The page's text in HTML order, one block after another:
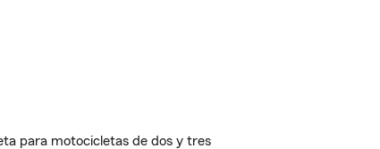
para motocicletas de dos y tres